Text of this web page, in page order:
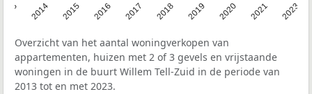
2014 2015 2016 2017 2018 2019 2020 2021 2023
Overzicht van het aantal woningverkopen van
appartementen, huizen met 2 of 3 gevels en vrijstaande
woningen in de buurt Willem Tell-Zuid in de periode van
2013 tot en met 2023.